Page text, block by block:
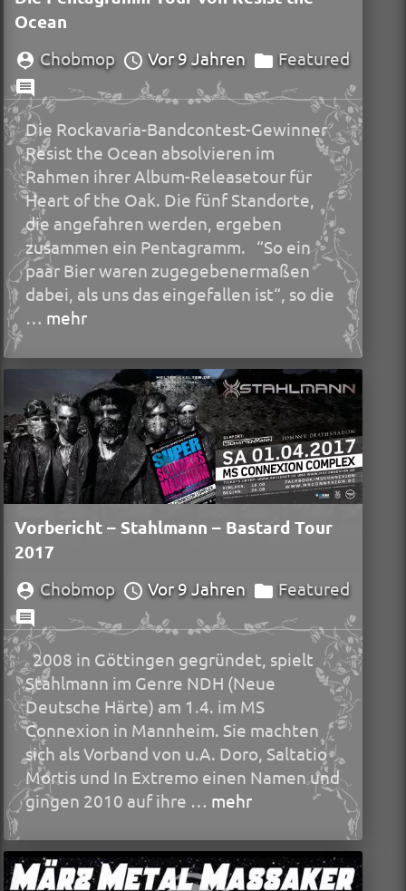
Ocean
Chobmop Vor 9 Jahren Featured
Die Rockavaria-Bandcontest-Gewinner
Resist the Ocean absolvieren im
Rahmen ihrer Album-Releasetour für
Heart of the Oak. Die fünf Standorte,
die angefahren werden, ergeben
zusammen ein Pentagramm. “So ein
paar Bier waren zugegebenermaßen
dabei, als uns das eingefallen ist“, so die
… mehr
Vorbericht – Stahlmann – Bastard Tour
2017
Chobmop Vor 9 Jahren Featured
2008 in Göttingen gegründet, spielt
Stahlmann im Genre NDH (Neue
Deutsche Härte) am 1.4. im MS
Connexion in Mannheim. Sie machten
sich als Vorband von u.A. Doro, Saltatio
Mortis und In Extremo einen Namen und
gingen 2010 auf ihre … mehr